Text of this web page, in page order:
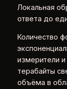
Локальная
ответа до
Количество
измерители
терабайты
объёма в